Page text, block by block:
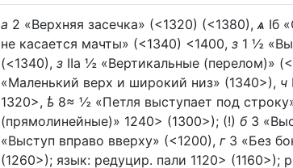
а 2 «Верхняя засечка» (<1320) (<1380),ѧ Iб
не касается мачты» (<1340) <1400, з 1 ½
(<1340), з IIа ½ «Вертикальные (перелом)»
«Маленький верх и широкий низ» (1340>), ч
1320>, ѣ 8≈ ½ «Петля выступает под
(прямолинейные)» 1240> (1300>); (!) б3
«Выступ вправо вверху» (<1200), г3 «Без
(1260>); язык: редуцир. пали 1120> (1160>);